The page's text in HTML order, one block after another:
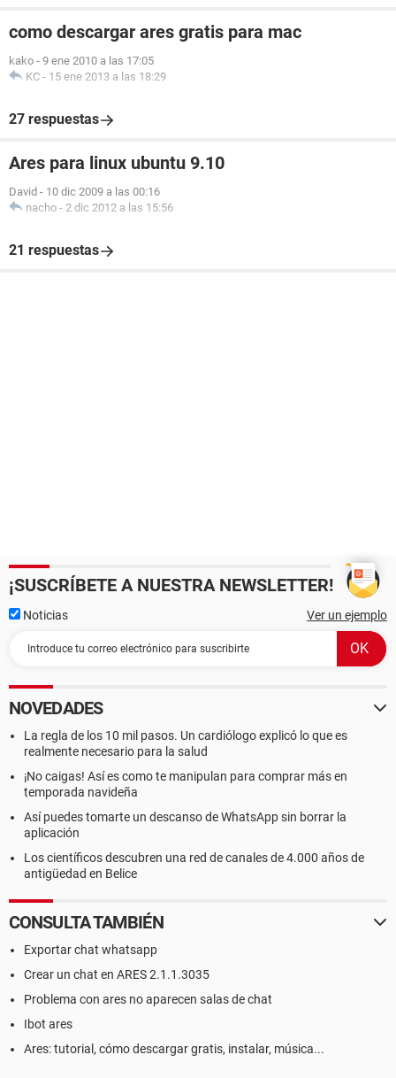
como descargar ares gratis para mac
kako - 9 ene 2010 a las 17:05
KC - 15 ene 2013 a las 18:29
27 respuestas
Ares para linux ubuntu 9.10
David - 10 dic 2009 a las 00:16
nacho - 2 dic 2012 a las 15:56
21 respuestas
¡SUSCRÍBETE A NUESTRA NEWSLETTER!
Noticias Ver un ejemplo
NOVEDADES
La regla de los 10 mil pasos. Un cardiólogo explicó lo que es
realmente necesario para la salud
¡No caigas! Así es como te manipulan para comprar más en
temporada navideña
Así puedes tomarte un descanso de WhatsApp sin borrar la
aplicación
Los científicos descubren una red de canales de 4.000 años de
antigüedad en Belice
CONSULTA TAMBIÉN
Exportar chat whatsapp
Crear un chat en ARES 2.1.1.3035
Problema con ares no aparecen salas de chat
Ibot ares
Ares: tutorial, cómo descargar gratis, instalar, música...